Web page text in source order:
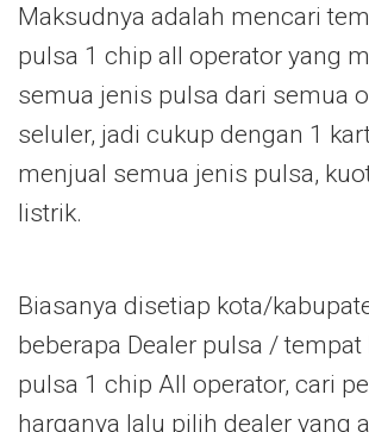
Maksudnya adalah mencari
pulsa 1 chip all operator yang
semua jenis pulsa dari semua
seluler, jadi cukup dengan 1
menjual semua jenis pulsa,
listrik.
Biasanya disetiap kota/
beberapa Dealer pulsa / tempat
pulsa 1 chip All operator, cari
harganya lalu pilih dealer yang